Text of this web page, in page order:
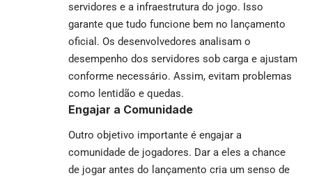
servidores e a infraestrutura do jogo. Isso
garante que tudo funcione bem no lançamento
oficial. Os desenvolvedores analisam o
desempenho dos servidores sob carga e ajustam
conforme necessário. Assim, evitam problemas
como lentidão e quedas.
Engajar a Comunidade
Outro objetivo importante é engajar a
comunidade de jogadores. Dar a eles a chance
de jogar antes do lançamento cria um senso de